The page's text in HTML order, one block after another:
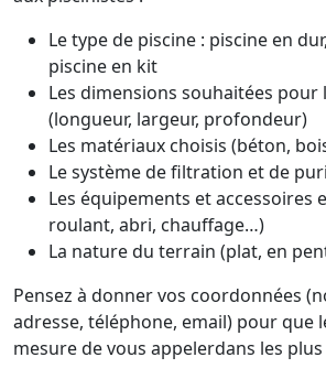
Le type de piscine : piscine en
piscine en kit
Les dimensions souhaitées pour
(longueur, largeur, profondeur)
Les matériaux choisis (béton,
Le système de filtration et de
Les équipements et accessoires
roulant, abri, chauffage…)
La nature du terrain (plat, en
Pensez à donner vos coordonnées
adresse, téléphone, email) pour que
mesure de vous appelerdans les